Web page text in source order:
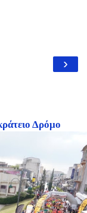
›
Δρόμο